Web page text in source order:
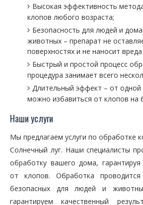
Высокая эффективность
клопов любого возраста;
Безопасность для людей и
животных – препарат не
поверхностях и не наносит
Быстрый и простой процесс
процедура занимает всего
Длительный эффект – от одной
можно избавиться от клопов на
Наши услуги
Мы предлагаем услуги по обработке
Солнечный луг. Наши специалисты
обработку вашего дома,
от клопов. Обработка
безопасных для людей и
гарантируем качественный